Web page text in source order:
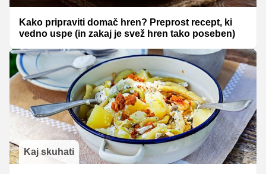
Kako pripraviti domač hren? Preprost recept, ki
vedno uspe (in zakaj je svež hren tako poseben)
Kaj skuhati